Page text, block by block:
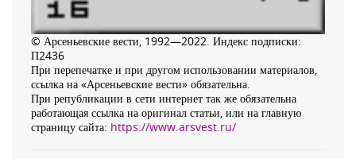
© Арсеньевские вести, 1992—2022. Индекс подписки:
П2436
При перепечатке и при другом использовании материалов,
ссылка на «Арсеньевские вести» обязательна.
При републикации в сети интернет так же обязательна
работающая ссылка на оригинал статьи, или на главную
страницу сайта: https://www.arsvest.ru/